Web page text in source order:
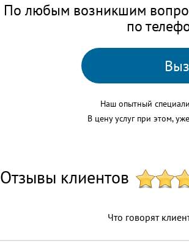
По любым возникшим
по
Наш опытный
В цену услуг при этом,
Отзывы клиентов
Что говорят